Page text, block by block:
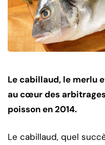
Le cabillaud, le merlu
au cœur des
poisson en 2014.
Le cabillaud, quel